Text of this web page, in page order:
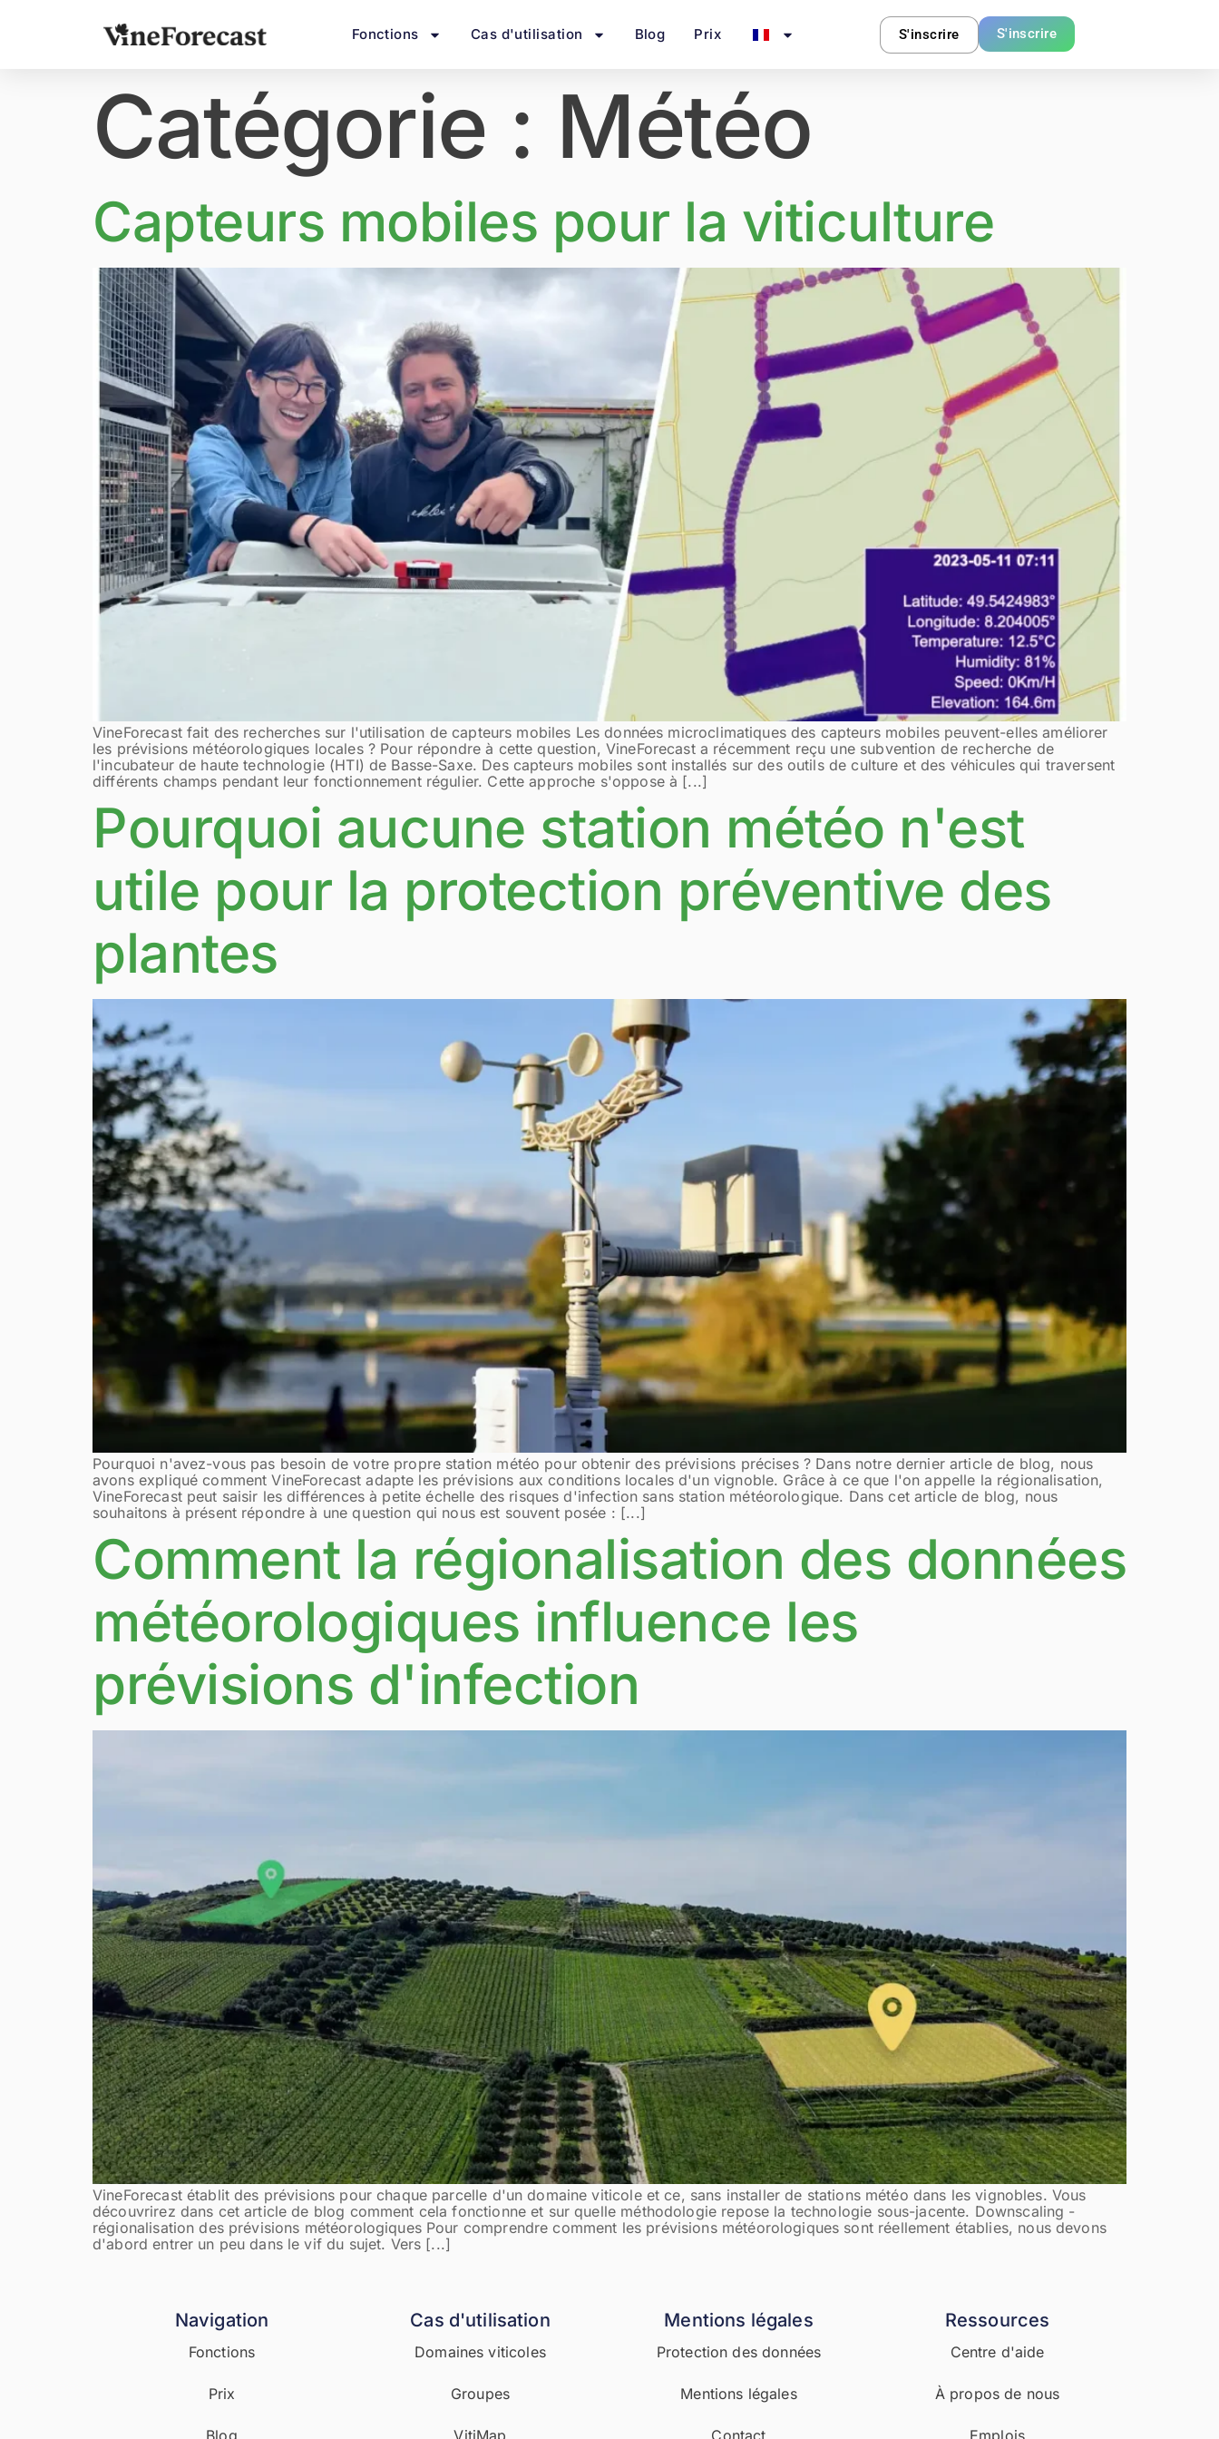
Fonctions Cas d'utilisation Blog Prix S'inscrire S'inscrire
Catégorie : Météo
Capteurs mobiles pour la viticulture
VineForecast fait des recherches sur l'utilisation de capteurs mobiles Les données microclimatiques des capteurs mobiles peuvent-elles améliorer
les prévisions météorologiques locales ? Pour répondre à cette question, VineForecast a récemment reçu une subvention de recherche de
l'incubateur de haute technologie (HTI) de Basse-Saxe. Des capteurs mobiles sont installés sur des outils de culture et des véhicules qui traversent
différents champs pendant leur fonctionnement régulier. Cette approche s'oppose à [...]
Pourquoi aucune station météo n'est
utile pour la protection préventive des
plantes
Pourquoi n'avez-vous pas besoin de votre propre station météo pour obtenir des prévisions précises ? Dans notre dernier article de blog, nous
avons expliqué comment VineForecast adapte les prévisions aux conditions locales d'un vignoble. Grâce à ce que l'on appelle la régionalisation,
VineForecast peut saisir les différences à petite échelle des risques d'infection sans station météorologique. Dans cet article de blog, nous
souhaitons à présent répondre à une question qui nous est souvent posée : [...]
Comment la régionalisation des données
météorologiques influence les
prévisions d'infection
VineForecast établit des prévisions pour chaque parcelle d'un domaine viticole et ce, sans installer de stations météo dans les vignobles. Vous
découvrirez dans cet article de blog comment cela fonctionne et sur quelle méthodologie repose la technologie sous-jacente. Downscaling -
régionalisation des prévisions météorologiques Pour comprendre comment les prévisions météorologiques sont réellement établies, nous devons
d'abord entrer un peu dans le vif du sujet. Vers [...]
Navigation
Fonctions
Prix
Blog
Cas d'utilisation
Domaines viticoles
Groupes
VitiMap
Mentions légales
Protection des données
Mentions légales
Contact
Ressources
Centre d'aide
À propos de nous
Emplois